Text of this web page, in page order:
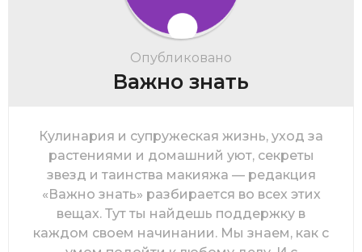
Опубликовано
Важно знать
Кулинария и супружеская жизнь, уход за
растениями и домашний уют, секреты
звезд и таинства макияжа — редакция
«Важно знать» разбирается во всех этих
вещах. Тут ты найдешь поддержку в
каждом своем начинании. Мы знаем, как с